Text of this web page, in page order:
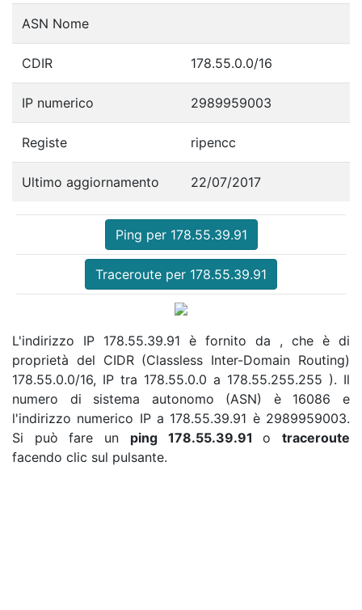
ASN Nome
CDIR 178.55.0.0/16
IP numerico 2989959003
Registe ripencc
Ultimo aggiornamento 22/07/2017
Ping per 178.55.39.91
Traceroute per 178.55.39.91
L'indirizzo IP 178.55.39.91 è fornito da , che è di
proprietà del CIDR (Classless Inter-Domain Routing)
178.55.0.0/16, IP tra 178.55.0.0 a 178.55.255.255 ). Il
numero di sistema autonomo (ASN) è 16086 e
l'indirizzo numerico IP a 178.55.39.91 è 2989959003.
Si può fare un ping 178.55.39.91otraceroute
facendo clic sul pulsante.